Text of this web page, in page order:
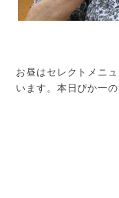
お昼はセレクトメニ
います。本日ぴか一